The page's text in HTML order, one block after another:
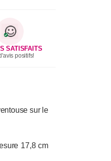
SATISFAITS
positifs!
sur le
17,8 cm